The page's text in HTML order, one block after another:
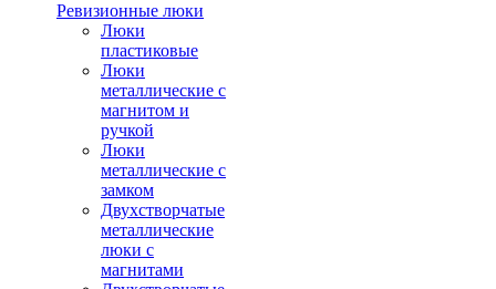
Ревизионные люки
Люки
пластиковые
Люки
металлические с
магнитом и
ручкой
Люки
металлические с
замком
Двухстворчатые
металлические
люки с
магнитами